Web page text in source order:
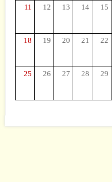
11 12 13 14 15
18 19 20 21 22
25 26 27 28 29